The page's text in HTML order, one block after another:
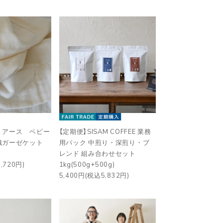
アース ベビー
ガーゼケット
円)
【定期便】SISAM COFFEE 業務
用パック 中煎り・深煎り・ブ
レンド 組み合わせセット
1kg(500g+500g)
5,400円(税込5,832円)